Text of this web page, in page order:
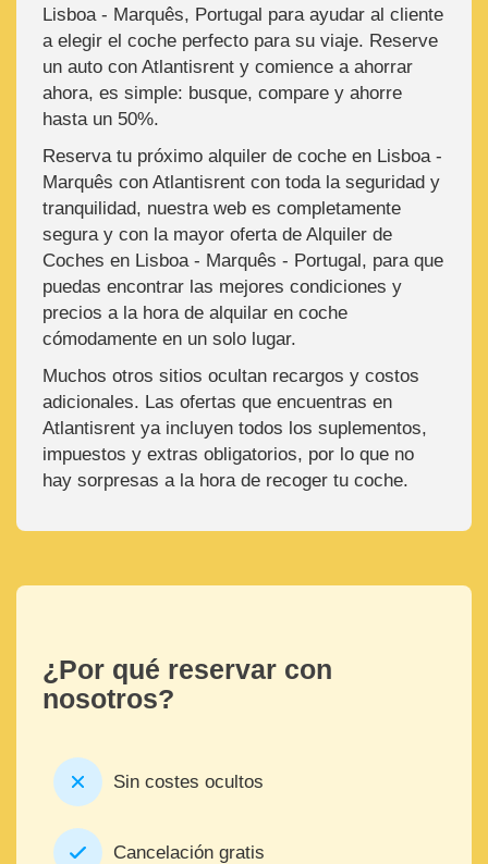
Lisboa - Marquês, Portugal para ayudar al cliente
a elegir el coche perfecto para su viaje. Reserve
un auto con Atlantisrent y comience a ahorrar
ahora, es simple: busque, compare y ahorre
hasta un 50%.
Reserva tu próximo alquiler de coche en Lisboa -
Marquês con Atlantisrent con toda la seguridad y
tranquilidad, nuestra web es completamente
segura y con la mayor oferta de Alquiler de
Coches en Lisboa - Marquês - Portugal, para que
puedas encontrar las mejores condiciones y
precios a la hora de alquilar en coche
cómodamente en un solo lugar.
Muchos otros sitios ocultan recargos y costos
adicionales. Las ofertas que encuentras en
Atlantisrent ya incluyen todos los suplementos,
impuestos y extras obligatorios, por lo que no
hay sorpresas a la hora de recoger tu coche.
¿Por qué reservar con
nosotros?
Sin costes ocultos
Cancelación gratis